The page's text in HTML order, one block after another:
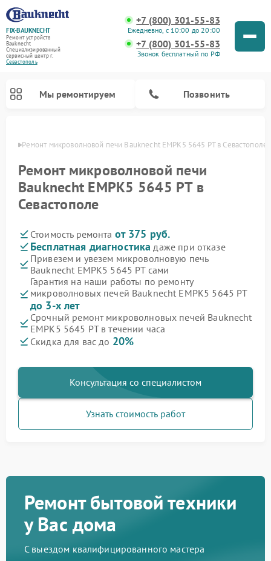
FIX-BAUKNECHT
Ремонт устройств
Bauknecht
Специализированный
cервисный центр г.
Севастополь
+7 (800) 301-55-83
Ежедневно, с 10:00 до 20:00
+7 (800) 301-55-83
Звонок бесплатный по РФ
Мы ремонтируем Позвонить
Ремонт микроволновой печи Bauknecht EMPK5 5645 PT в Севастополе
Ремонт микроволновой печи
Bauknecht EMPK5 5645 PT в
Севастополе
Стоимость ремонта от 375 руб.
Бесплатная диагностика даже при отказе
Привезем и увезем микроволновую печь
Bauknecht EMPK5 5645 PT сами
Гарантия на наши работы по ремонту
микроволновых печей Bauknecht EMPK5 5645 PT
до 3-х лет
Срочный ремонт микроволновых печей Bauknecht
EMPK5 5645 PT в течении часа
Скидка для вас до 20%
Консультация со специалистом
Узнать стоимость работ
Ремонт бытовой техники
у Вас дома
С выездом квалифицированного мастера